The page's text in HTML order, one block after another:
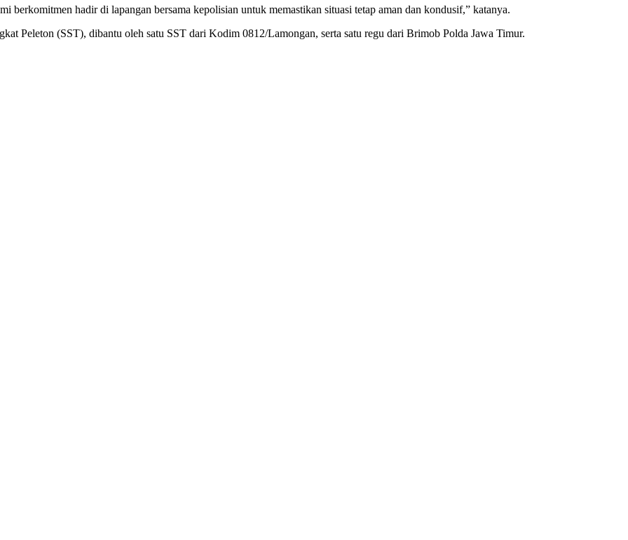
berkomitmen hadir di lapangan bersama kepolisian untuk memastikan situasi tetap aman dan kondusif,” katanya.
Peleton (SST), dibantu oleh satu SST dari Kodim 0812/Lamongan, serta satu regu dari Brimob Polda Jawa Timur.